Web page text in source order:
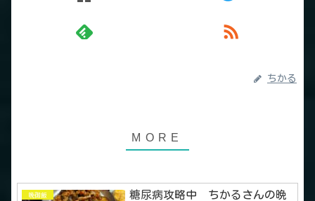
ちかる
晩御飯
糖尿病攻略中 ちかるさんの晩